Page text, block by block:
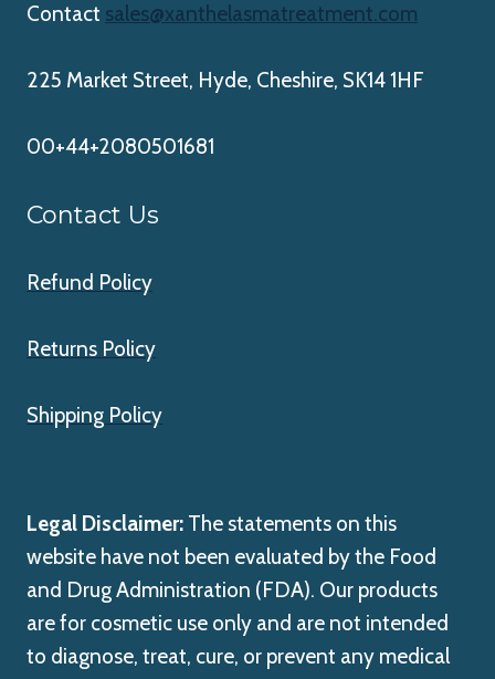
Contact sales@xanthelasmatreatment.com
225 Market Street, Hyde, Cheshire, SK14 1HF
00+44+2080501681
Contact Us
Refund Policy
Returns Policy
Shipping Policy
Legal Disclaimer: The statements on this
website have not been evaluated by the Food
and Drug Administration (FDA). Our products
are for cosmetic use only and are not intended
to diagnose, treat, cure, or prevent any medical